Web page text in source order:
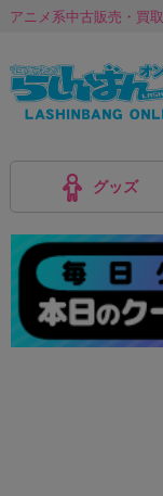
アニメ系中古販売・買取
グッズ